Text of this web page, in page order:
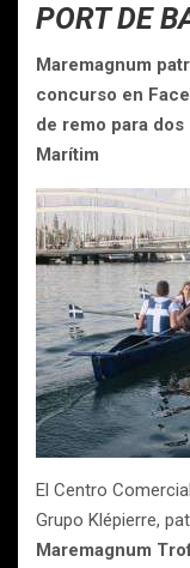
PORT DE
Maremagnum
concurso en
de remo para
Marítim
El Centro
Grupo Klépierre,
Maremagnum